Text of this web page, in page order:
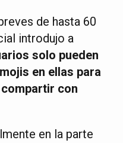
de hasta 60
introdujo a
solo pueden
en ellas para
con
en la parte